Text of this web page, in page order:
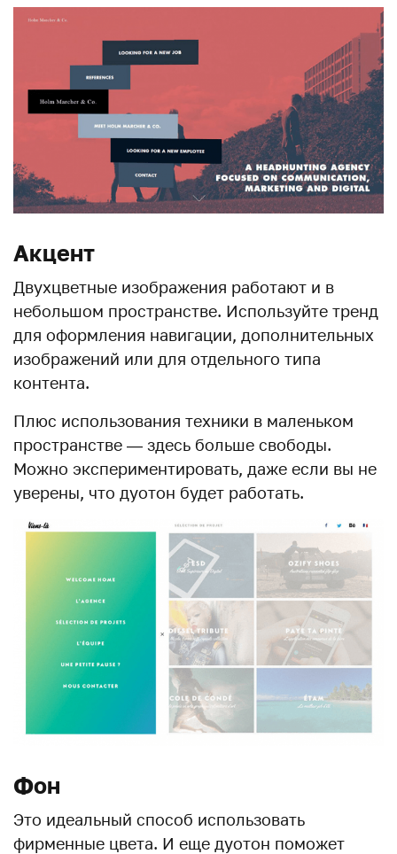
Акцент
Двухцветные изображения работают и в
небольшом пространстве. Используйте тренд
для оформления навигации, дополнительных
изображений или для отдельного типа
контента.
Плюс использования техники в маленьком
пространстве — здесь больше свободы.
Можно экспериментировать, даже если вы не
уверены, что дуотон будет работать.
Фон
Это идеальный способ использовать
фирменные цвета. И еще дуотон поможет